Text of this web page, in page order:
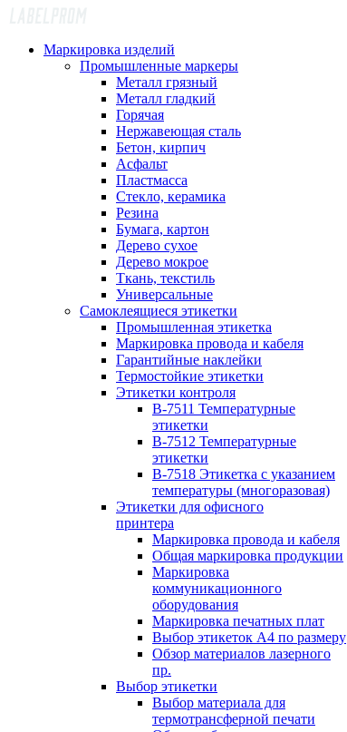
Маркировка изделий
Промышленные маркеры
Металл грязный
Металл гладкий
Горячая
Нержавеющая сталь
Бетон, кирпич
Асфальт
Пластмасса
Стекло, керамика
Резина
Бумага, картон
Дерево сухое
Дерево мокрое
Ткань, текстиль
Универсальные
Самоклеящиеся этикетки
Промышленная этикетка
Маркировка провода и кабеля
Гарантийные наклейки
Термостойкие этикетки
Этикетки контроля
B-7511 Температурные
этикетки
B-7512 Температурные
этикетки
B-7518 Этикетка с указанием
температуры (многоразовая)
Этикетки для офисного
принтера
Маркировка провода и кабеля
Общая маркировка продукции
Маркировка
коммуникационного
оборудования
Маркировка печатных плат
Выбор этикеток А4 по размеру
Обзор материалов лазерного
пр.
Выбор этикетки
Выбор материала для
термотрансферной печати